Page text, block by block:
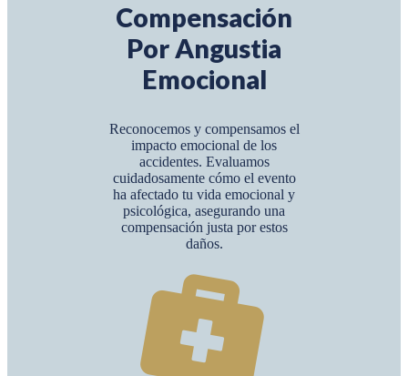
Compensación
Por Angustia
Emocional
Reconocemos y compensamos el
impacto emocional de los
accidentes. Evaluamos
cuidadosamente cómo el evento
ha afectado tu vida emocional y
psicológica, asegurando una
compensación justa por estos
daños.